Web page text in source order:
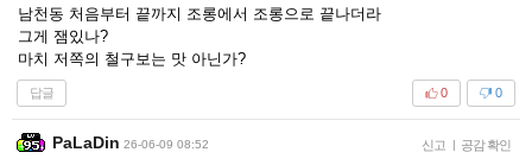
남천동 처음부터 끝까지 조롱에서 조롱으로 끝나더라
그게 잼있나?
마치 저쪽의 철구보는 맛 아닌가?
답글 0
0
PaLaDin 26-06-09 08:52 신고 | 공감 확인